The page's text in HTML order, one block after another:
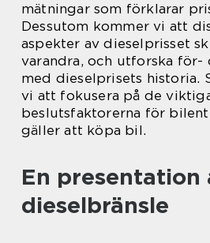
mätningar som förklarar
Dessutom kommer vi att
aspekter av dieselprisset
varandra, och utforska för-
med dieselprisets historia.
vi att fokusera på de
beslutsfaktorerna för
gäller att köpa bil.
En presentation
dieselbränsle